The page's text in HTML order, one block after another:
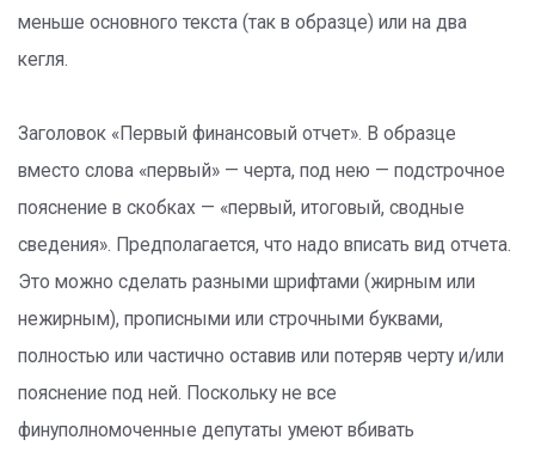
меньше основного текста (так в образце) или на два
кегля.
Заголовок «Первый финансовый отчет». В образце
вместо слова «первый» — черта, под нею — подстрочное
пояснение в скобках — «первый, итоговый, сводные
сведения». Предполагается, что надо вписать вид отчета.
Это можно сделать разными шрифтами (жирным или
нежирным), прописными или строчными буквами,
полностью или частично оставив или потеряв черту и/или
пояснение под ней. Поскольку не все
финуполномоченные депутаты умеют вбивать